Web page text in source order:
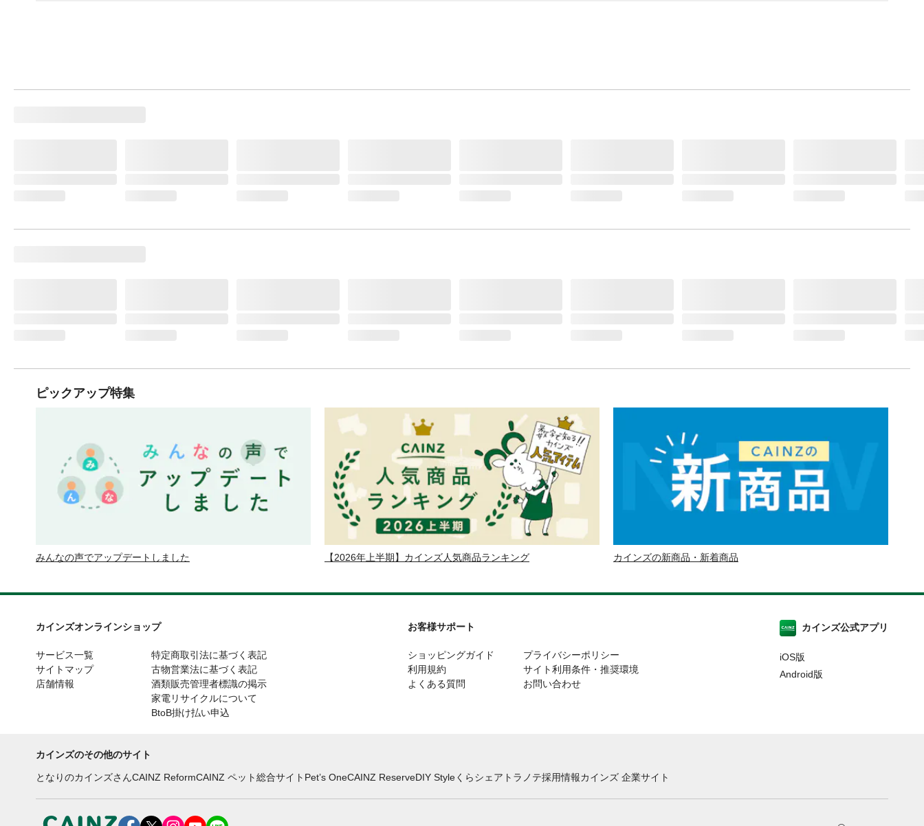
ピックアップ特集
みんなの声でアップデートしました 【2026年上半期】カインズ人気商品ランキング カインズの新商品・新着商品
カインズオンラインショップ
サービス一覧
サイトマップ
店舗情報
特定商取引法に基づく表記
古物営業法に基づく表記
酒類販売管理者標識の掲示
家電リサイクルについて
BtoB掛け払い申込
お客様サポート
ショッピングガイド
利用規約
よくある質問
プライバシーポリシー
サイト利用条件・推奨環境
お問い合わせ
カインズ公式アプリ
iOS版
Android版
カインズのその他のサイト
となりのカインズさんCAINZ ReformCAINZ ペット総合サイト Pet’s OneCAINZ ReserveDIY Styleくらシェア トラノテ採用情報カインズ 企業サイト